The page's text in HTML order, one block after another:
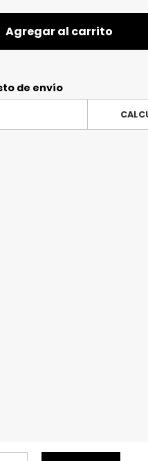
Agregar al carrito
de envío